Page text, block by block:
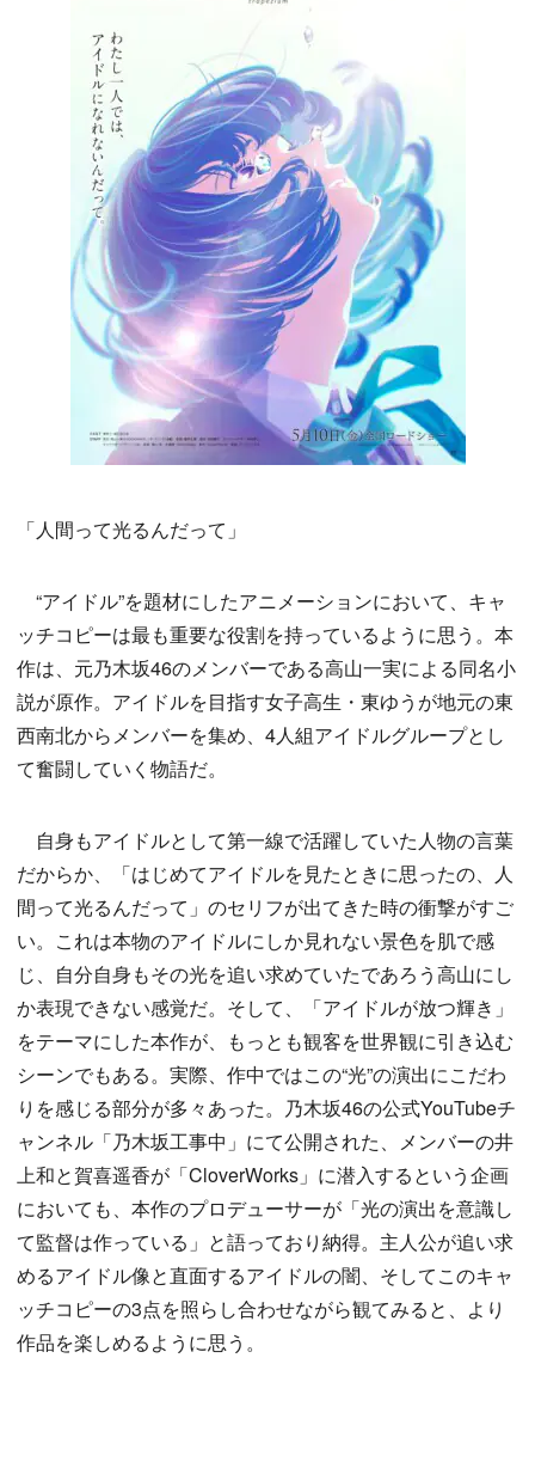
「人間って光るんだって」
“アイドル”を題材にしたアニメーションにおいて、キャ
ッチコピーは最も重要な役割を持っているように思う。本
作は、元乃木坂46のメンバーである高山一実による同名小
説が原作。アイドルを目指す女子高生・東ゆうが地元の東
西南北からメンバーを集め、4人組アイドルグループとし
て奮闘していく物語だ。
自身もアイドルとして第一線で活躍していた人物の言葉
だからか、「はじめてアイドルを見たときに思ったの、人
間って光るんだって」のセリフが出てきた時の衝撃がすご
い。これは本物のアイドルにしか見れない景色を肌で感
じ、自分自身もその光を追い求めていたであろう高山にし
か表現できない感覚だ。そして、「アイドルが放つ輝き」
をテーマにした本作が、もっとも観客を世界観に引き込む
シーンでもある。実際、作中ではこの“光”の演出にこだわ
りを感じる部分が多々あった。乃木坂46の公式YouTubeチ
ャンネル「乃木坂工事中」にて公開された、メンバーの井
上和と賀喜遥香が「CloverWorks」に潜入するという企画
においても、本作のプロデューサーが「光の演出を意識し
て監督は作っている」と語っており納得。主人公が追い求
めるアイドル像と直面するアイドルの闇、そしてこのキャ
ッチコピーの3点を照らし合わせながら観てみると、より
作品を楽しめるように思う。